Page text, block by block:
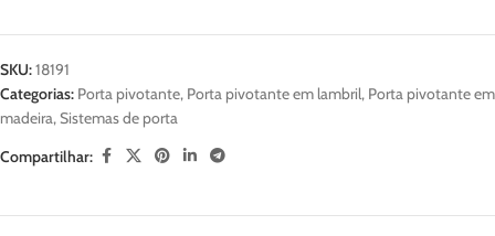
SKU:18191
Categorias: Porta pivotante, Porta pivotante em lambril, Porta pivotante em
madeira,Sistemas de porta
Compartilhar: